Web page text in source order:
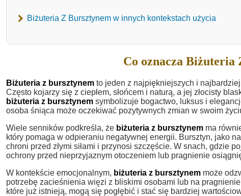
Biżuteria Z Bursztynem w innych kontekstach użycia
Co oznacza Biżuteria
Biżuteria z bursztynem to jeden z najpiękniejszych i
Często kojarzy się z ciepłem, słońcem i naturą, a jej złocisty
biżuteria z bursztynem symbolizuje bogactwo, luksus i
osoba śniąca może oczekiwać pozytywnych zmian w swoim
Wiele senników podkreśla, że biżuteria z bursztynem ma
który pomaga w odpieraniu negatywnej energii. Bursztyn, jako
chroni przed złymi siłami i przynosi szczęście. W snach, gdzie
ochrony przed nieprzyjaznym otoczeniem lub pragnienie
W kontekście emocjonalnym, biżuteria z bursztynem może
potrzebę zacieśnienia więzi z bliskimi osobami lub na
które już istnieją, mogą się pogłębić i stać się bardziej